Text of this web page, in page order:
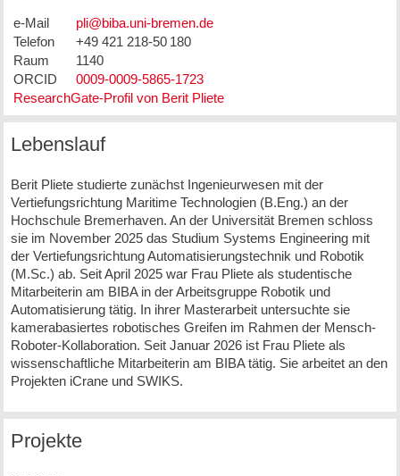
e-Mail
Telefon
+49 421 218-50 180
Raum
1140
ORCID
0009-0009-5865-1723
ResearchGate-Profil von Berit Pliete
Lebenslauf
Berit Pliete studierte zunächst Ingenieurwesen mit der
Vertiefungsrichtung Maritime Technologien (B.Eng.) an der
Hochschule Bremerhaven. An der Universität Bremen schloss
sie im November 2025 das Studium Systems Engineering mit
der Vertiefungsrichtung Automatisierungstechnik und Robotik
(M.Sc.) ab. Seit April 2025 war Frau Pliete als studentische
Mitarbeiterin am BIBA in der Arbeitsgruppe Robotik und
Automatisierung tätig. In ihrer Masterarbeit untersuchte sie
kamerabasiertes robotisches Greifen im Rahmen der Mensch-
Roboter-Kollaboration. Seit Januar 2026 ist Frau Pliete als
wissenschaftliche Mitarbeiterin am BIBA tätig. Sie arbeitet an den
Projekten iCrane und SWIKS.
Projekte